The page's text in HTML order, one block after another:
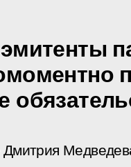
Дмитрия